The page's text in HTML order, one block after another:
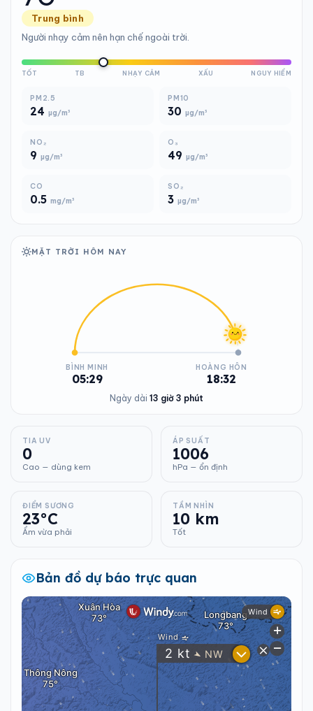
Trung bình
Người nhạy cảm nên hạn chế ngoài trời.
TỐT TB NHẠY CẢM XẤU NGUY HIỂM
PM2.5
24 µg/m³
PM10
30 µg/m³
NO₂
9 µg/m³
O₃
49 µg/m³
CO
0.5 mg/m³
SO₂
3 µg/m³
MẶT TRỜI HÔM NAY
BÌNH MINH
05:29
HOÀNG HÔN
18:32
Ngày dài 13 giờ 3 phút
TIA UV
0
Cao — dùng kem
ÁP SUẤT
1006
hPa — ổn định
ĐIỂM SƯƠNG
23°C
Ẩm vừa phải
TẦM NHÌN
10 km
Tốt
Bản đồ dự báo trực quan